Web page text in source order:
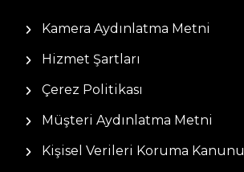
Kamera Aydınlatma Metni
Hizmet Şartları
Çerez Politikası
Müşteri Aydınlatma Metni
Kişisel Verileri Koruma Kanunu